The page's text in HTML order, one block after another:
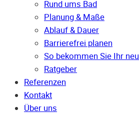
Rund ums Bad
Planung & Maße
Ablauf & Dauer
Barrierefrei planen
So bekommen Sie Ihr
Ratgeber
Referenzen
Kontakt
Über uns